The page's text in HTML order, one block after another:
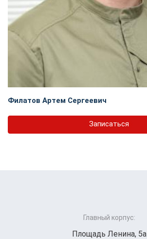
Филатов Артем Сергеевич
Записаться
Главный корпус:
Площадь Ленина, 5а